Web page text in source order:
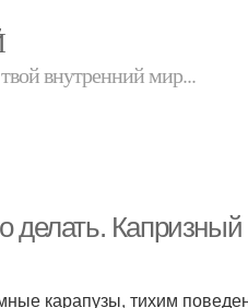
внутренний мир...
делать.
карапузы, тихим